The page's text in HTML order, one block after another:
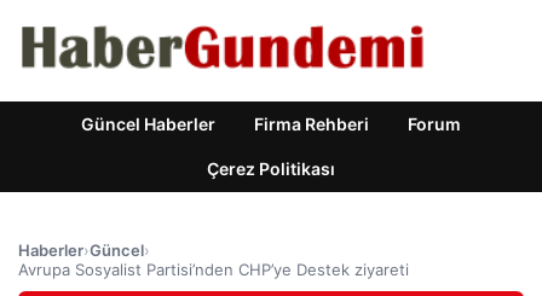
Güncel Haberler Firma Rehberi Forum
Çerez Politikası
Haberler›Güncel›
Avrupa Sosyalist Partisi’nden CHP’ye Destek ziyareti